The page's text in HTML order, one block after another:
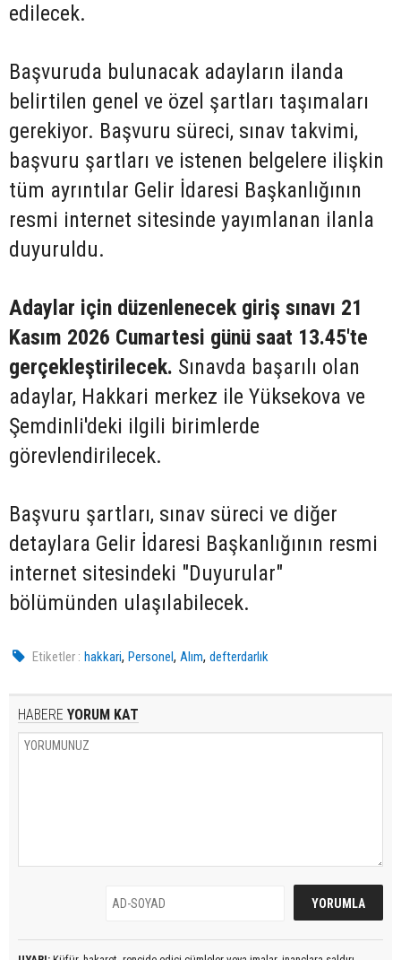
edilecek.
Başvuruda bulunacak adayların ilanda
belirtilen genel ve özel şartları taşımaları
gerekiyor. Başvuru süreci, sınav takvimi,
başvuru şartları ve istenen belgelere ilişkin
tüm ayrıntılar Gelir İdaresi Başkanlığının
resmi internet sitesinde yayımlanan ilanla
duyuruldu.
Adaylar için düzenlenecek giriş sınavı 21
Kasım 2026 Cumartesi günü saat 13.45'te
gerçekleştirilecek. Sınavda başarılı olan
adaylar, Hakkari merkez ile Yüksekova ve
Şemdinli'deki ilgili birimlerde
görevlendirilecek.
Başvuru şartları, sınav süreci ve diğer
detaylara Gelir İdaresi Başkanlığının resmi
internet sitesindeki "Duyurular"
bölümünden ulaşılabilecek.
Etiketler : hakkari,Personel,Alım,defterdarlık
HABERE YORUM KAT